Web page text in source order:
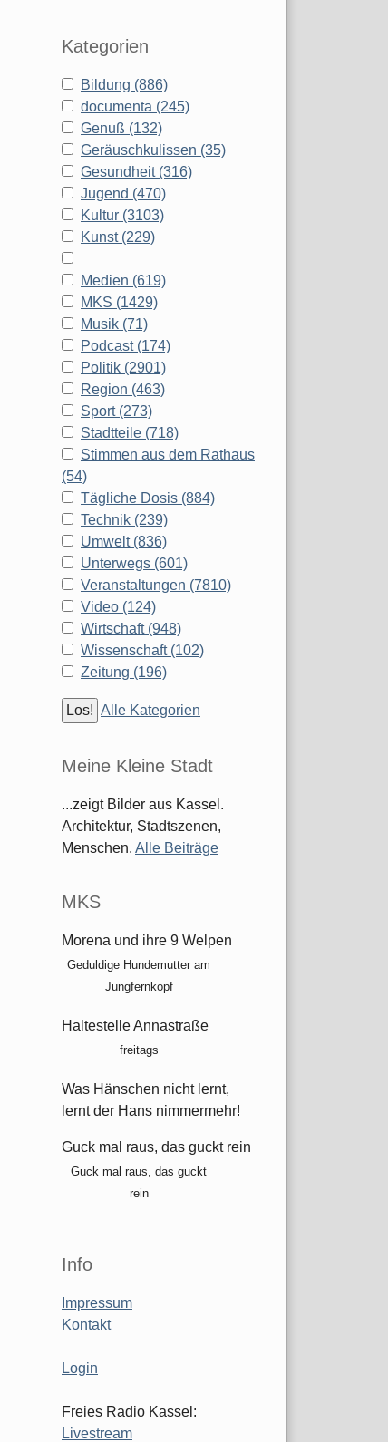
Kategorien
Bildung (886)
documenta (245)
Genuß (132)
Geräuschkulissen (35)
Gesundheit (316)
Jugend (470)
Kultur (3103)
Kunst (229)
Medien (619)
MKS (1429)
Musik (71)
Podcast (174)
Politik (2901)
Region (463)
Sport (273)
Stadtteile (718)
Stimmen aus dem Rathaus
(54)
Tägliche Dosis (884)
Technik (239)
Umwelt (836)
Unterwegs (601)
Veranstaltungen (7810)
Video (124)
Wirtschaft (948)
Wissenschaft (102)
Zeitung (196)
Alle Kategorien
Meine Kleine Stadt
...zeigt Bilder aus Kassel.
Architektur, Stadtszenen,
Menschen. Alle Beiträge
MKS
Morena und ihre 9 Welpen
Geduldige Hundemutter am
Jungfernkopf
Haltestelle Annastraße
freitags
Was Hänschen nicht lernt,
lernt der Hans nimmermehr!
Guck mal raus, das guckt rein
Guck mal raus, das guckt
rein
Info
Impressum
Kontakt
Login
Freies Radio Kassel:
Livestream